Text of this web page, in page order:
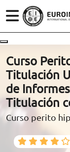
ÁREAS
ESTUDIOS
CONOCE
BECAS Y
(+34)958 050
900 831 200
TRABAJA CON
Curso
Titulación
de
Titulación
Curso perito